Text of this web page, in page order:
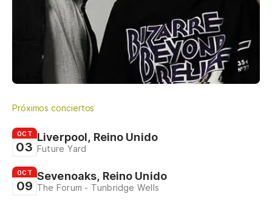
Próximos conciertos
OCT
03
Liverpool, Reino Unido
Future Yard
OCT
09
Sevenoaks, Reino Unido
The Forum - Tunbridge Wells